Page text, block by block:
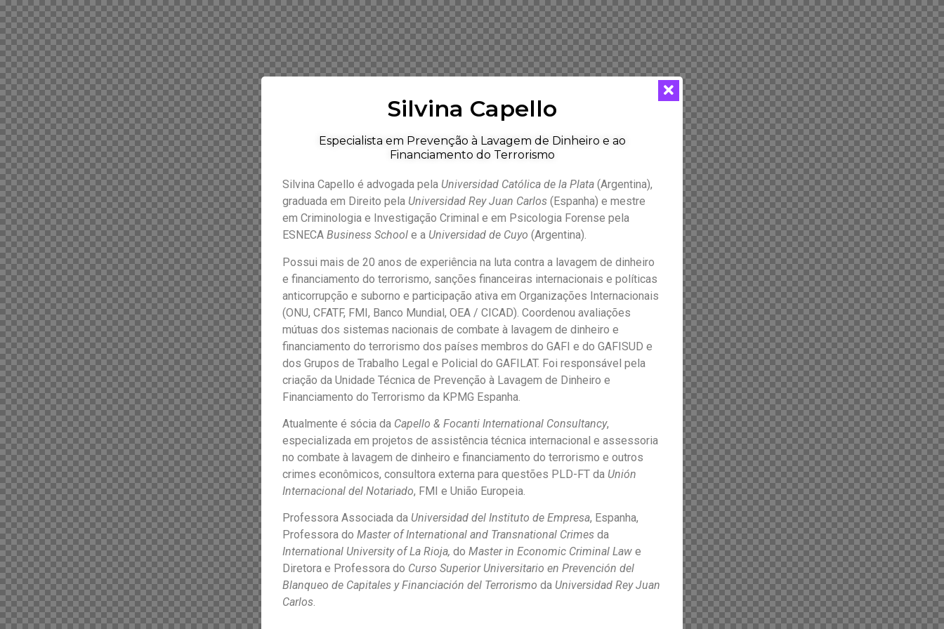
Silvina Capello
Especialista em Prevenção à Lavagem de Dinheiro e ao
Financiamento do Terrorismo
Silvina Capello é advogada pela Universidad Católica de la Plata (Argentina),
graduada em Direito pela Universidad Rey Juan Carlos (Espanha) e mestre
em Criminologia e Investigação Criminal e em Psicologia Forense pela
ESNECA Business School e a Universidad de Cuyo (Argentina).
Possui mais de 20 anos de experiência na luta contra a lavagem de dinheiro
e financiamento do terrorismo, sanções financeiras internacionais e políticas
anticorrupção e suborno e participação ativa em Organizações Internacionais
(ONU, CFATF, FMI, Banco Mundial, OEA / CICAD). Coordenou avaliações
mútuas dos sistemas nacionais de combate à lavagem de dinheiro e
financiamento do terrorismo dos países membros do GAFI e do GAFISUD e
dos Grupos de Trabalho Legal e Policial do GAFILAT. Foi responsável pela
criação da Unidade Técnica de Prevenção à Lavagem de Dinheiro e
Financiamento do Terrorismo da KPMG Espanha.
Atualmente é sócia da Capello & Focanti International Consultancy,
especializada em projetos de assistência técnica internacional e assessoria
no combate à lavagem de dinheiro e financiamento do terrorismo e outros
crimes econômicos, consultora externa para questões PLD-FT da Unión
Internacional del Notariado, FMI e União Europeia.
Professora Associada da Universidad del Instituto de Empresa, Espanha,
Professora do Master of International and Transnational Crimes da
International University of La Rioja, do Master in Economic Criminal Law e
Diretora e Professora do Curso Superior Universitario en Prevención del
Blanqueo de Capitales y Financiación del Terrorismo da Universidad Rey Juan
Carlos.